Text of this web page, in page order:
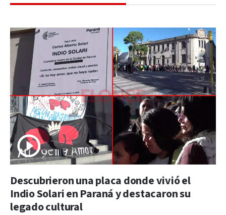
Descubrieron una placa donde vivió el
Indio Solari en Paraná y destacaron su
legado cultural